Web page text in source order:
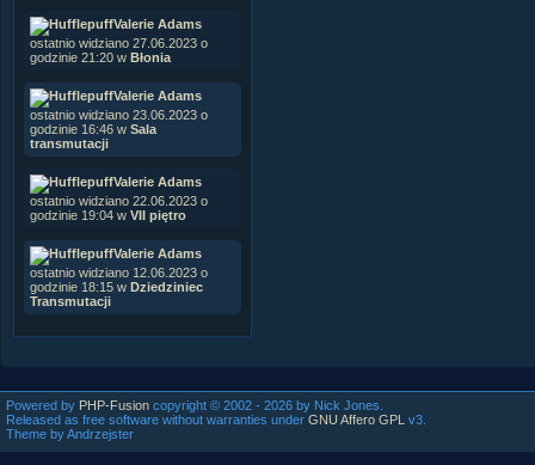
Valerie Adams
ostatnio widziano 27.06.2023 o
godzinie 21:20 w Błonia
Valerie Adams
ostatnio widziano 23.06.2023 o
godzinie 16:46 w Sala
transmutacji
Valerie Adams
ostatnio widziano 22.06.2023 o
godzinie 19:04 w VII piętro
Valerie Adams
ostatnio widziano 12.06.2023 o
godzinie 18:15 w Dziedziniec
Transmutacji
Powered by PHP-Fusion copyright © 2002 - 2026 by Nick Jones.
Released as free software without warranties under GNU Affero GPL
v3.
Theme by Andrzejster